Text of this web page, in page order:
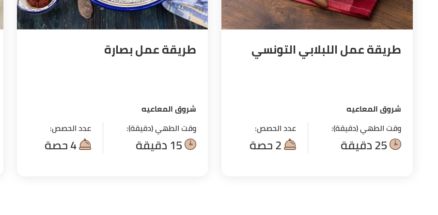
طريقة عمل اللبلابي التونسي
شروق المعاعيه
وقت الطهي (دقيقة):
عدد الحصص:
طريقة عمل بصارة
شروق المعاعيه
وقت الطهي (دقيقة):
15 دقيقة
عدد الحصص:
4 حصة